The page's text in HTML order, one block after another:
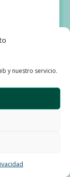
y nuestro servicio.
Cookies